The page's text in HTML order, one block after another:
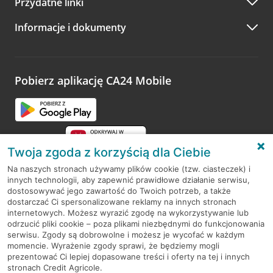
A po wizycie…
Zachęcamy do podzielenia się z nami opinią o wizycie.
opinie.
Informacje i dokumenty
Pobierz aplikację CA24 Mobile
RODO
Regulamin serwisu
Mapa serwisu
PolitykaCookies
Twoja zgoda z korzyścią dla Ciebie
Na naszych stronach używamy plików cookie (tzw. ciasteczek) i
innych technologii, aby zapewnić prawidłowe działanie serwisu,
dostosowywać jego zawartość do Twoich potrzeb, a także
dostarczać Ci spersonalizowane reklamy na innych stronach
internetowych. Możesz wyrazić zgodę na wykorzystywanie lub
odrzucić pliki cookie – poza plikami niezbędnymi do funkcjonowania
serwisu. Zgody są dobrowolne i możesz je wycofać w każdym
momencie. Wyrażenie zgody sprawi, że będziemy mogli
prezentować Ci lepiej dopasowane treści i oferty na tej i innych
stronach Credit Agricole.